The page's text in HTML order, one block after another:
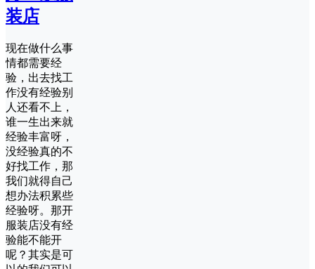
装店
现在做什么事
情都需要经
验，出去找工
作没有经验别
人还看不上，
谁一生出来就
经验丰富呀，
没经验真的不
好找工作，那
我们就得自己
想办法积累些
经验呀。那开
服装店没有经
验能不能开
呢？其实是可